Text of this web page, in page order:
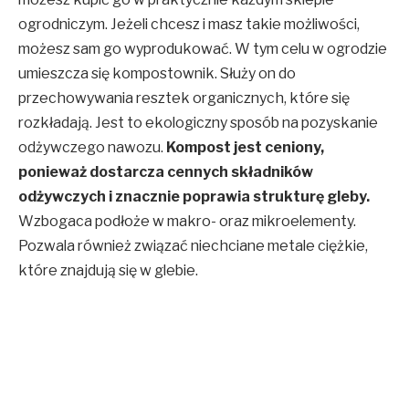
ogrodniczym. Jeżeli chcesz i masz takie możliwości,
możesz sam go wyprodukować. W tym celu w ogrodzie
umieszcza się kompostownik. Służy on do
przechowywania resztek organicznych, które się
rozkładają. Jest to ekologiczny sposób na pozyskanie
odżywczego nawozu. Kompost jest ceniony,
ponieważ dostarcza cennych składników
odżywczych i znacznie poprawia strukturę gleby.
Wzbogaca podłoże w makro- oraz mikroelementy.
Pozwala również związać niechciane metale ciężkie,
które znajdują się w glebie.